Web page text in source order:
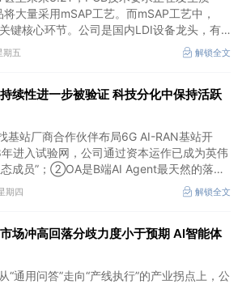
大量采用mSAP工艺。而mSAP工艺中，
键核心环节。公司是国内LDI设备龙头，有
LDI技术，成为不可或缺的关键“铲子股”。
期五 解锁全文
持续性进一步被验证 科技分化中保持活跃
站厂商合作伙伴布局6G AI-RAN基站开
进入试验网，公司通过资本运作已成为英伟
成员”；②OA是B端AI Agent最天然的落地
企业客户积累的场景厚度正从协同管理软件龙
济的核心枢纽；③市场重组、股权转让暗线
期四 解锁全文
市场冲高回落分歧力度小于预期 AI智能体
“通用问答”走向“产线执行”的产业拐点上，公